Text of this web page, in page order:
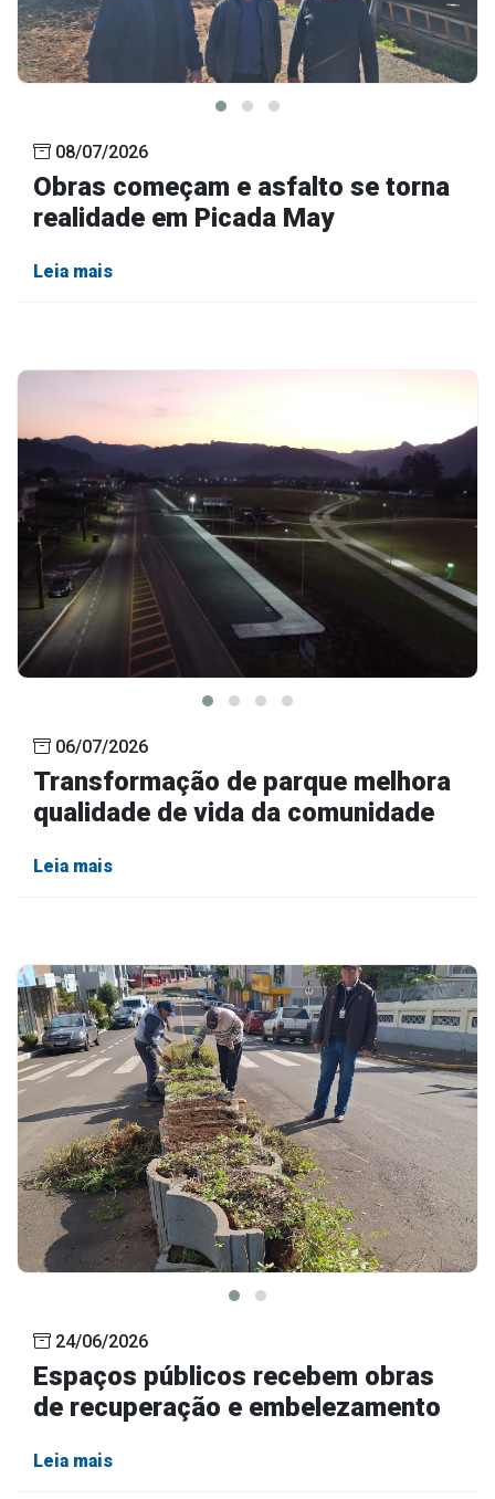
08/07/2026
Obras começam e asfalto se torna
realidade em Picada May
Leia mais
06/07/2026
Transformação de parque melhora
qualidade de vida da comunidade
Leia mais
24/06/2026
Espaços públicos recebem obras
de recuperação e embelezamento
Leia mais